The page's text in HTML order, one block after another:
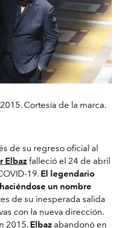
Cortesía de la marca.
de su regreso oficial al
Elbazfalleció el 24 de abril
19. El legendario
un nombre
de su inesperada salida
con la nueva dirección.
2015, Elbaz abandonó en